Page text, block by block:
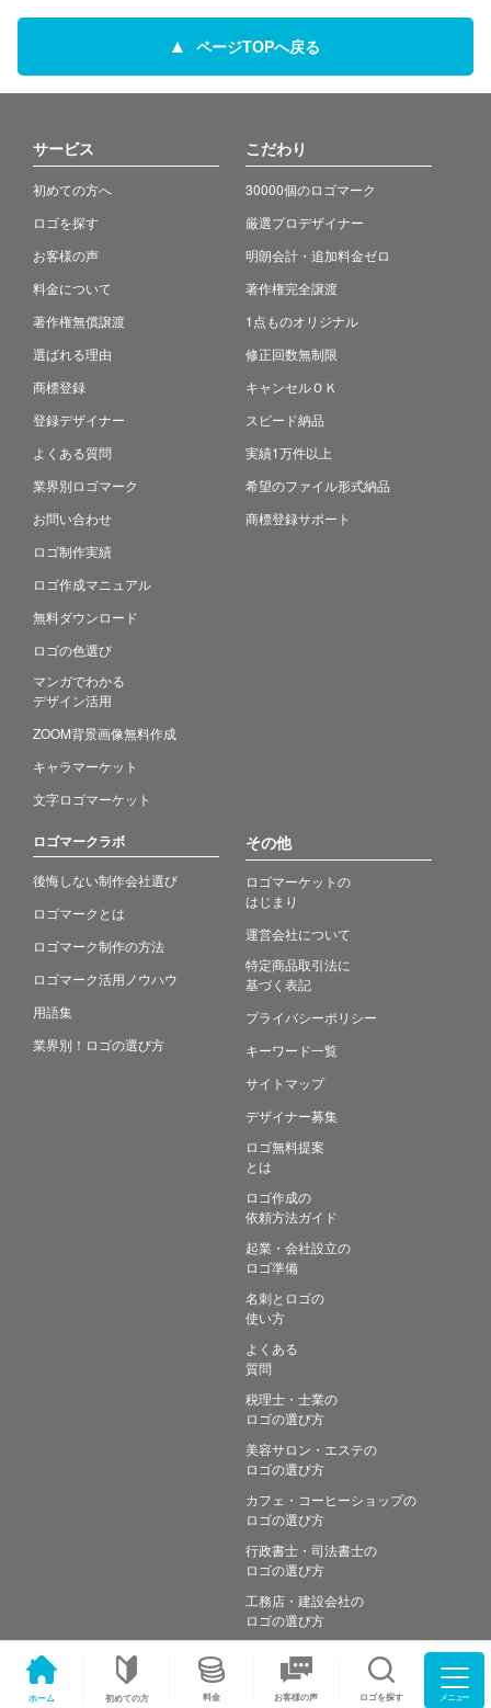
ホーム 初めての方 料金 お客様の声 ロゴを探す メニュー
ページTOPへ戻る
サービス
初めての方へ
ロゴを探す
お客様の声
料金について
著作権無償譲渡
選ばれる理由
商標登録
登録デザイナー
よくある質問
業界別ロゴマーク
お問い合わせ
ロゴ制作実績
ロゴ作成マニュアル
無料ダウンロード
ロゴの色選び
マンガでわかる
デザイン活用
ZOOM背景画像無料作成
キャラマーケット
文字ロゴマーケット
こだわり
30000個のロゴマーク
厳選プロデザイナー
明朗会計・追加料金ゼロ
著作権完全譲渡
1点ものオリジナル
修正回数無制限
キャンセルＯＫ
スピード納品
実績1万件以上
希望のファイル形式納品
商標登録サポート
ロゴマークラボ
後悔しない制作会社選び
ロゴマークとは
ロゴマーク制作の方法
ロゴマーク活用ノウハウ
用語集
業界別！ロゴの選び方
その他
ロゴマーケットの
はじまり
運営会社について
特定商品取引法に
基づく表記
プライバシーポリシー
キーワード一覧
サイトマップ
デザイナー募集
ロゴ無料提案
とは
ロゴ作成の
依頼方法ガイド
起業・会社設立の
ロゴ準備
名刺とロゴの
使い方
よくある
質問
税理士・士業の
ロゴの選び方
美容サロン・エステの
ロゴの選び方
カフェ・コーヒーショップの
ロゴの選び方
行政書士・司法書士の
ロゴの選び方
工務店・建設会社の
ロゴの選び方
Copyright © Simple works Inc. All Rights Reserved.